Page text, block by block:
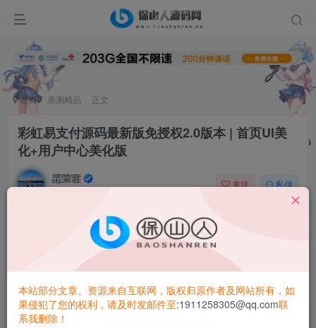
首页 亲测精品 正文
彩虹易支付源码最新版免授权2.0版本 | 首页UI美
化+用户中心美化版
昆荣君
2年前更新
关注 私信
心美化版
安装教程：源码上传到根目录解压后，访问 http://你的域
本站部分文章、资源来自互联网，版权归原作者及网站所有，如
果侵犯了您的权利，请及时发邮件至:1911258305@qq.com联
系我删除！